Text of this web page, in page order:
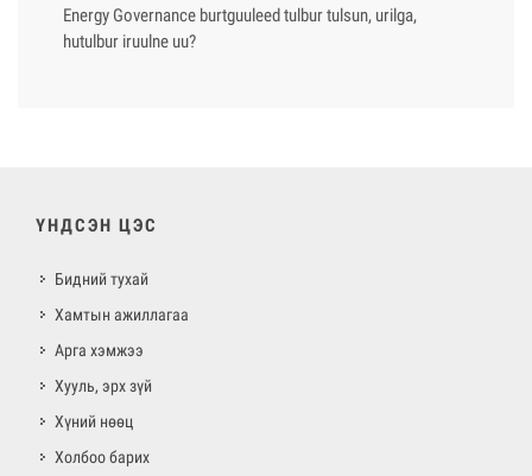
Energy Governance burtguuleed tulbur tulsun, urilga,
hutulbur iruulne uu?
ҮНДСЭН ЦЭС
Бидний тухай
Хамтын ажиллагаа
Арга хэмжээ
Хууль, эрх зүй
Хүний нөөц
Холбоо барих